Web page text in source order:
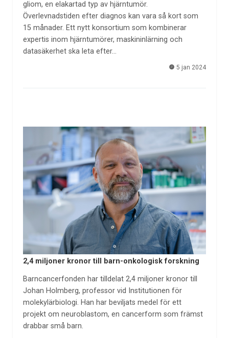
gliom, en elakartad typ av hjärntumör.
Överlevnadstiden efter diagnos kan vara så kort som
15 månader. Ett nytt konsortium som kombinerar
expertis inom hjärntumörer, maskininlärning och
datasäkerhet ska leta efter…
5 jan 2024
2,4 miljoner kronor till barn-onkologisk forskning
Barncancerfonden har tilldelat 2,4 miljoner kronor till
Johan Holmberg, professor vid Institutionen för
molekylärbiologi. Han har beviljats medel för ett
projekt om neuroblastom, en cancerform som främst
drabbar små barn.